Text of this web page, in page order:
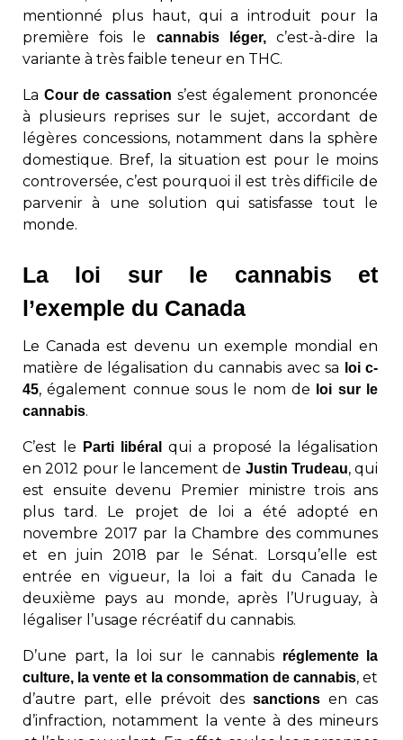
mentionné plus haut, qui a introduit pour la
première fois le cannabis léger,c’est-à-dire la
variante à très faible teneur en THC.
La Cour de cassation s’est également prononcée
à plusieurs reprises sur le sujet, accordant de
légères concessions, notamment dans la sphère
domestique. Bref, la situation est pour le moins
controversée, c’est pourquoi il est très difficile de
parvenir à une solution qui satisfasse tout le
monde.
La loi sur le cannabis et
l’exemple du Canada
Le Canada est devenu un exemple mondial en
matière de légalisation du cannabis avec sa
loi c-
45, également connue sous le nom de
loi sur le
cannabis.
C’est le Parti libéral
qui a proposé la légalisation
en 2012 pour le lancement de Justin Trudeau, qui
est ensuite devenu Premier ministre trois ans
plus tard. Le projet de loi a été adopté en
novembre 2017 par la Chambre des communes
et en juin 2018 par le Sénat. Lorsqu’elle est
entrée en vigueur, la loi a fait du Canada le
deuxième pays au monde, après l’Uruguay, à
légaliser l’usage récréatif du cannabis.
D’une part, la loi sur le cannabis réglemente la
culture, la vente et la consommation de cannabis, et
d’autre part, elle prévoit des sanctions en cas
d’infraction, notamment la vente à des mineurs